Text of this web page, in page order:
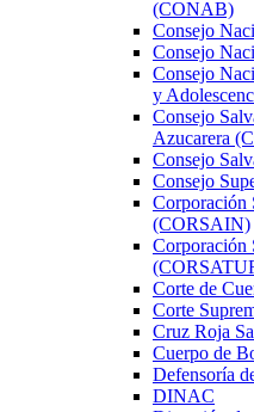
(CONAB)
Consejo
Consejo
Consejo
y
Consejo
Azucarera
Consejo
Consejo
Corporación
(CORSAIN)
Corporación
Corte de
Corte
Cruz Roja
Cuerpo de
Defensoría
DINAC